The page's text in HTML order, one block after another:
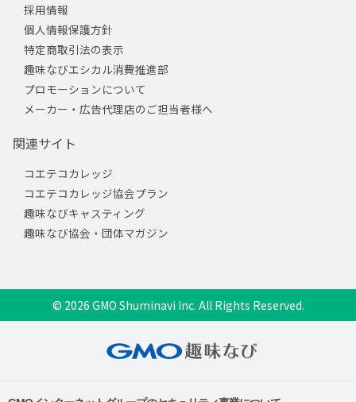
採用情報
個人情報保護方針
特定商取引法の表示
趣味なびエシカル消費推進部
プロモーションについて
メーカー・広告代理店のご担当者様へ
関連サイト
コエテコカレッジ
コエテコカレッジ協会プラン
趣味なびキャスティング
趣味なび協会・団体マガジン
© 2026 GMO Shuminavi Inc. All Rights Reserved.